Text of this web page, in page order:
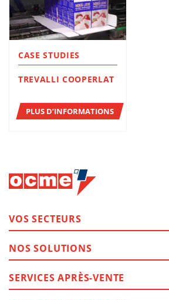
CASE STUDIES
TREVALLI COOPERLAT
PLUS D’INFORMATIONS
VOS SECTEURS
NOS SOLUTIONS
SERVICES APRÈS-VENTE